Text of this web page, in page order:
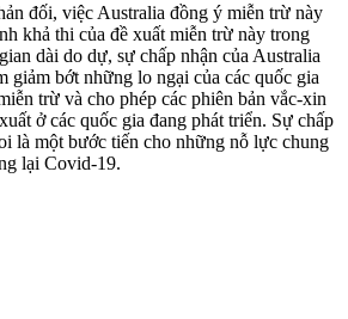
đối, việc Australia đồng ý miễn trừ này
khả thi của đề xuất miễn trừ này trong
dài do dự, sự chấp nhận của Australia
giảm bớt những lo ngại của các quốc gia
trừ và cho phép các phiên bản vắc-xin
ở các quốc gia đang phát triển. Sự chấp
là một bước tiến cho những nỗ lực chung
lại Covid-19.